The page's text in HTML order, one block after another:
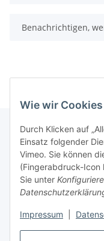
Wie wir
Durch Klicken auf
Einsatz folgender
Vimeo. Sie können
(Fingerabdruck-Icon
Sie unter
Impressum
Benachrichtigen,
Informationen
Gesetzliche